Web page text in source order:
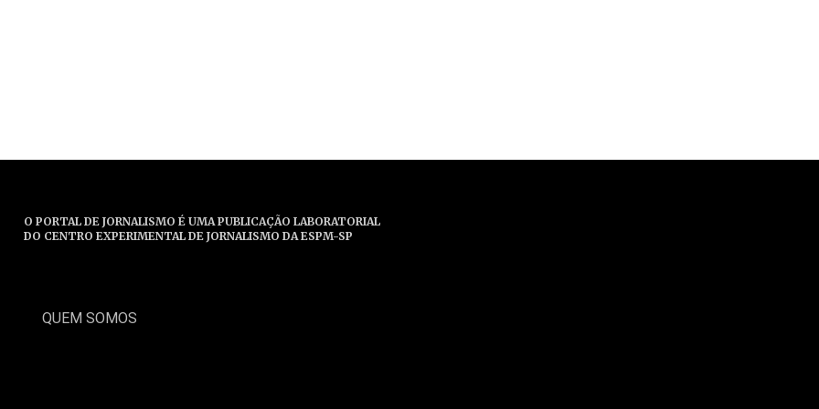
O PORTAL DE JORNALISMO É UMA PUBLICAÇÃO LABORATORIAL
DO CENTRO EXPERIMENTAL DE JORNALISMO DA ESPM-SP
QUEM SOMOS